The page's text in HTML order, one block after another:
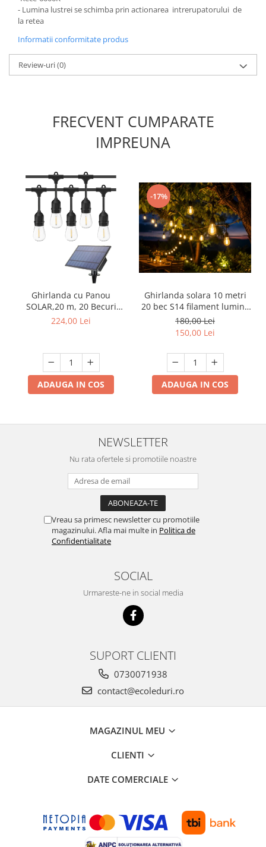
- Lumina lustrei se schimba prin actionarea intrerupatorului de
la retea
Informatii conformitate produs
Review-uri(0)
FRECVENT CUMPARATE
IMPREUNA
Ghirlanda cu Panou
SOLAR,20 m, 20 Becuri
incluse filament LED S14,
Lumini
224,00 Lei
ADAUGA IN COS
-17%
Ghirlanda solara 10 metri
20 bec S14 filament lumina
calda
180,00 Lei
150,00 Lei
ADAUGA IN COS
NEWSLETTER
Nu rata ofertele si promotiile noastre
Vreau sa primesc newsletter cu promotiile
magazinului. Afla mai multe in Politica de
Confidentialitate
SOCIAL
Urmareste-ne in social media
SUPORT CLIENTI
0730071938
contact@ecoleduri.ro
MAGAZINUL MEU
CLIENTI
DATE COMERCIALE